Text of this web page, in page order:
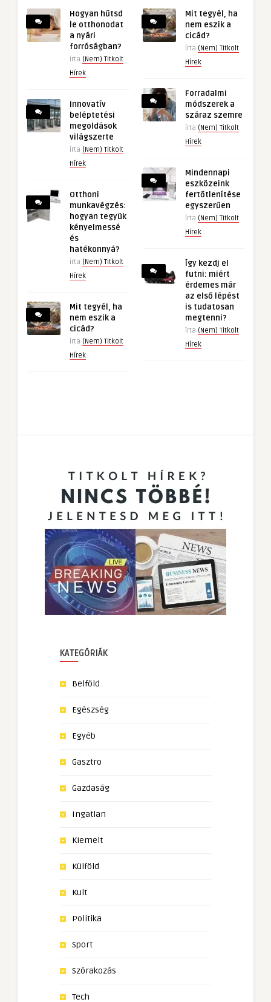
Hogyan hűtsd
le otthonodat
a nyári
forróságban?
írta (Nem) Titkolt
Hírek
Innovatív
beléptetési
megoldások
világszerte
írta (Nem) Titkolt
Hírek
Otthoni
munkavégzés:
hogyan tegyük
kényelmessé
és
hatékonnyá?
írta (Nem) Titkolt
Hírek
Mit tegyél, ha
nem eszik a
cicád?
írta (Nem) Titkolt
Hírek
Mit tegyél, ha
nem eszik a
cicád?
írta (Nem) Titkolt
Hírek
Forradalmi
módszerek a
száraz szemre
írta (Nem) Titkolt
Hírek
Mindennapi
eszközeink
fertőtlenítése
egyszerűen
írta (Nem) Titkolt
Hírek
Így kezdj el
futni: miért
érdemes már
az első lépést
is tudatosan
megtenni?
írta (Nem) Titkolt
Hírek
KATEGÓRIÁK
Belföld
Egészség
Egyéb
Gasztro
Gazdaság
Ingatlan
Kiemelt
Külföld
Kult
Politika
Sport
Szórakozás
Tech